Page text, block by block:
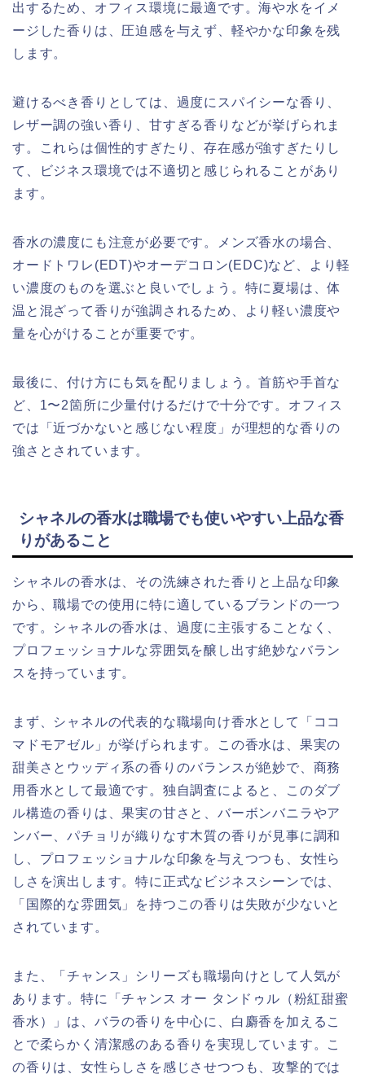
出するため、オフィス環境に最適です。海や水をイメ
ージした香りは、圧迫感を与えず、軽やかな印象を残
します。
避けるべき香りとしては、過度にスパイシーな香り、
レザー調の強い香り、甘すぎる香りなどが挙げられま
す。これらは個性的すぎたり、存在感が強すぎたりし
て、ビジネス環境では不適切と感じられることがあり
ます。
香水の濃度にも注意が必要です。メンズ香水の場合、
オードトワレ(EDT)やオーデコロン(EDC)など、より軽
い濃度のものを選ぶと良いでしょう。特に夏場は、体
温と混ざって香りが強調されるため、より軽い濃度や
量を心がけることが重要です。
最後に、付け方にも気を配りましょう。首筋や手首な
ど、1〜2箇所に少量付けるだけで十分です。オフィス
では「近づかないと感じない程度」が理想的な香りの
強さとされています。
シャネルの香水は職場でも使いやすい上品な香
りがあること
シャネルの香水は、その洗練された香りと上品な印象
から、職場での使用に特に適しているブランドの一つ
です。シャネルの香水は、過度に主張することなく、
プロフェッショナルな雰囲気を醸し出す絶妙なバラン
スを持っています。
まず、シャネルの代表的な職場向け香水として「ココ
マドモアゼル」が挙げられます。この香水は、果実の
甜美さとウッディ系の香りのバランスが絶妙で、商務
用香水として最適です。独自調査によると、このダブ
ル構造の香りは、果実の甘さと、バーボンバニラやア
ンバー、パチョリが織りなす木質の香りが見事に調和
し、プロフェッショナルな印象を与えつつも、女性ら
しさを演出します。特に正式なビジネスシーンでは、
「国際的な雰囲気」を持つこの香りは失敗が少ないと
されています。
また、「チャンス」シリーズも職場向けとして人気が
あります。特に「チャンス オー タンドゥル（粉紅甜蜜
香水）」は、バラの香りを中心に、白麝香を加えるこ
とで柔らかく清潔感のある香りを実現しています。こ
の香りは、女性らしさを感じさせつつも、攻撃的では